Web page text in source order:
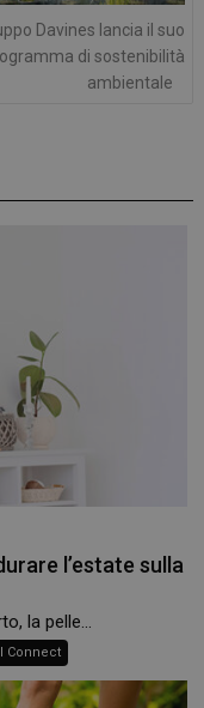
Davines lancia il suo
di sostenibilità
ambientale
l’estate sulla
la pelle...
Connect